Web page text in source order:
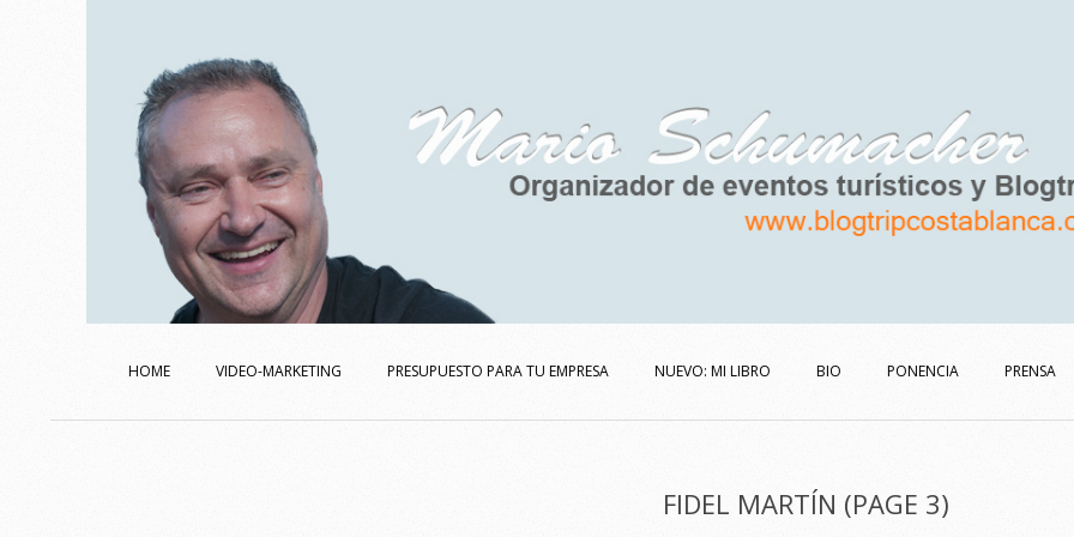
Navigation
HOME VIDEO-MARKETING PRESUPUESTO PARA TU EMPRESA NUEVO: MI LIBRO BIO PONENCIA PRENSA
FIDEL MARTÍN (PAGE 3)